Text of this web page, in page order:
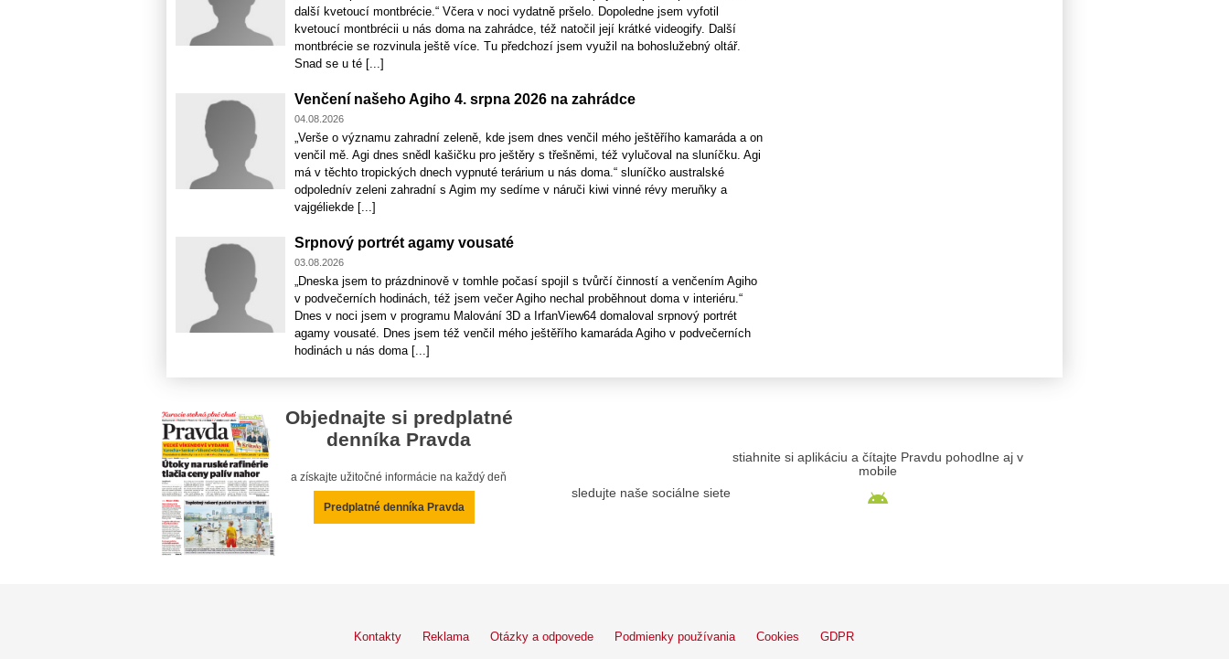
další kvetoucí montbrécie.“ Včera v noci vydatně pršelo. Dopoledne jsem vyfotil
kvetoucí montbrécii u nás doma na zahrádce, též natočil její krátké videogify. Další
montbrécie se rozvinula ještě více. Tu předchozí jsem využil na bohoslužebný oltář.
Snad se u té [...]
Venčení našeho Agiho 4. srpna 2026 na zahrádce
04.08.2026
„Verše o významu zahradní zeleně, kde jsem dnes venčil mého ještěřího kamaráda a on
venčil mě. Agi dnes snědl kašičku pro ještěry s třešněmi, též vylučoval na sluníčku. Agi
má v těchto tropických dnech vypnuté terárium u nás doma.“ sluníčko australské
odpolednív zeleni zahradní s Agim my sedíme v náruči kiwi vinné révy meruňky a
vajgéliekde [...]
Srpnový portrét agamy vousaté
03.08.2026
„Dneska jsem to prázdninově v tomhle počasí spojil s tvůrčí činností a venčením Agiho
v podvečerních hodinách, též jsem večer Agiho nechal proběhnout doma v interiéru.“
Dnes v noci jsem v programu Malování 3D a IrfanView64 domaloval srpnový portrét
agamy vousaté. Dnes jsem též venčil mého ještěřího kamaráda Agiho v podvečerních
hodinách u nás doma [...]
Objednajte si predplatné
denníka Pravda
a získajte užitočné informácie na každý deň
Predplatné denníka Pravda
sledujte naše sociálne siete
stiahnite si aplikáciu a čítajte Pravdu pohodlne aj v
mobile
Kontakty Reklama Otázky a odpovede Podmienky používania Cookies GDPR